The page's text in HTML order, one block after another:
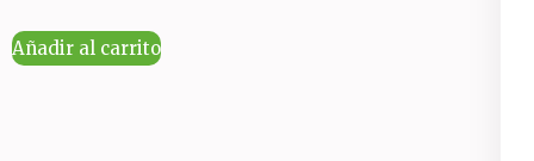
Añadir al carrito